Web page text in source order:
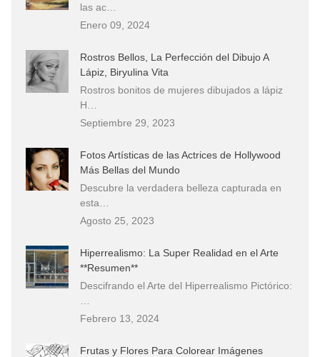
las ac…
Enero 09, 2024
Rostros Bellos, La Perfección del Dibujo A
Lápiz, Biryulina Vita
Rostros bonitos de mujeres dibujados a lápiz
H…
Septiembre 29, 2023
Fotos Artísticas de las Actrices de Hollywood
Más Bellas del Mundo
Descubre la verdadera belleza capturada en
esta…
Agosto 25, 2023
Hiperrealismo: La Super Realidad en el Arte
**Resumen**
Descifrando el Arte del Hiperrealismo Pictórico:
Febrero 13, 2024
Frutas y Flores Para Colorear Imágenes